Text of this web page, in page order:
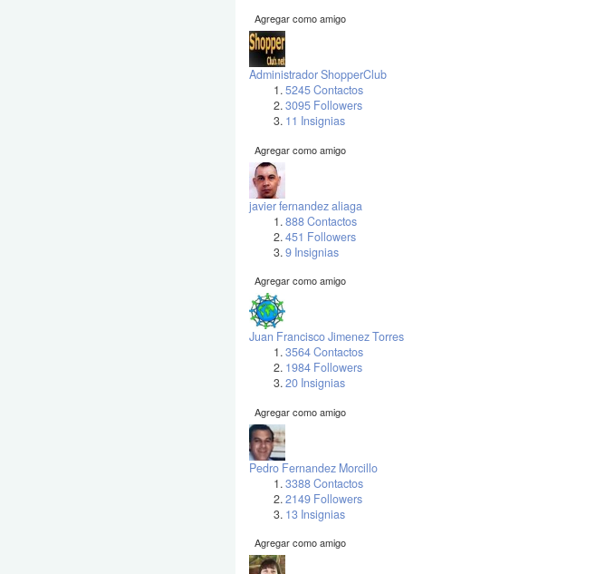
Agregar como amigo
Administrador ShopperClub
5245 Contactos
3095 Followers
11 Insignias
Agregar como amigo
javier fernandez aliaga
888 Contactos
451 Followers
9 Insignias
Agregar como amigo
Juan Francisco Jimenez Torres
3564 Contactos
1984 Followers
20 Insignias
Agregar como amigo
Pedro Fernandez Morcillo
3388 Contactos
2149 Followers
13 Insignias
Agregar como amigo